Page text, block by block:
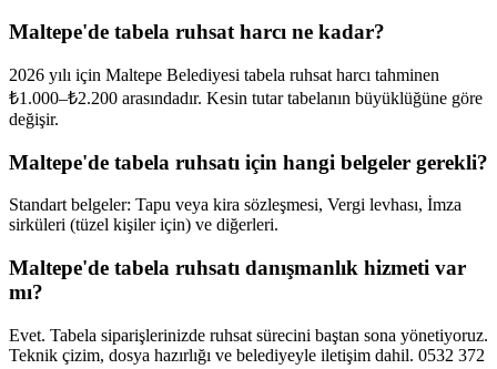
Maltepe'de tabela ruhsat harcı ne kadar?
2026 yılı için Maltepe Belediyesi tabela ruhsat harcı tahminen
₺1.000–₺2.200 arasındadır. Kesin tutar tabelanın büyüklüğüne göre
değişir.
Maltepe'de tabela ruhsatı için hangi belgeler gerekli?
Standart belgeler: Tapu veya kira sözleşmesi, Vergi levhası, İmza
sirküleri (tüzel kişiler için) ve diğerleri.
Maltepe'de tabela ruhsatı danışmanlık hizmeti var
mı?
Evet. Tabela siparişlerinizde ruhsat sürecini baştan sona yönetiyoruz.
Teknik çizim, dosya hazırlığı ve belediyeyle iletişim dahil. 0532 372